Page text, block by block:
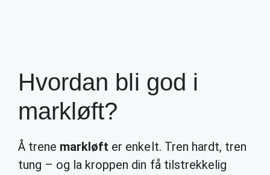
Hvordan bli god i
markløft?
Å trene markløft er enkelt. Tren hardt, tren
tung – og la kroppen din få tilstrekkelig